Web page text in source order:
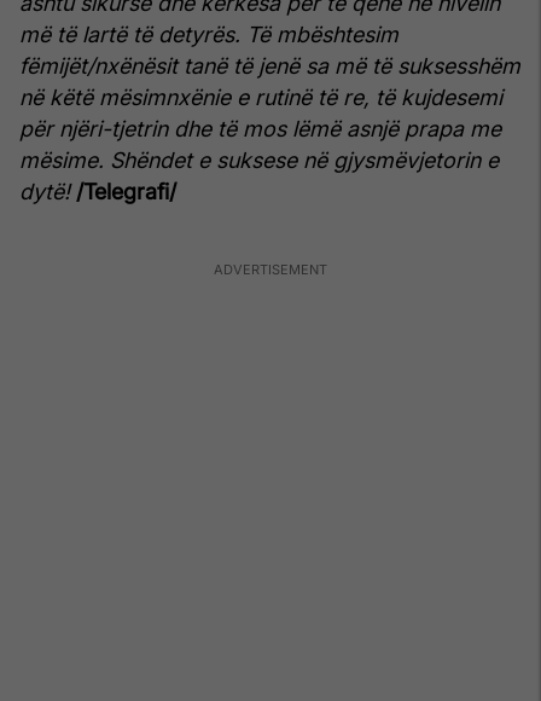
më të lartë të detyrës. Të mbështesim
fëmijët/nxënësit tanë të jenë sa më të suksesshëm
në këtë mësimnxënie e rutinë të re, të kujdesemi
për njëri-tjetrin dhe të mos lëmë asnjë prapa me
mësime. Shëndet e suksese në gjysmëvjetorin e
dytë!/Telegrafi/